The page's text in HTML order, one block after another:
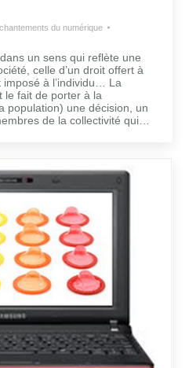
du numérique
un sens qui reflète une
celle d’un droit offert à
à l’individu… La
le fait de porter à la
population) une décision, un
de la collectivité qui…